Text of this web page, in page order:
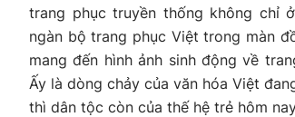
trang phục truyền thống không chỉ
ngàn bộ trang phục Việt trong màn
mang đến hình ảnh sinh động về
Ấy là dòng chảy của văn hóa Việt
thì dân tộc còn của thế hệ trẻ hôm